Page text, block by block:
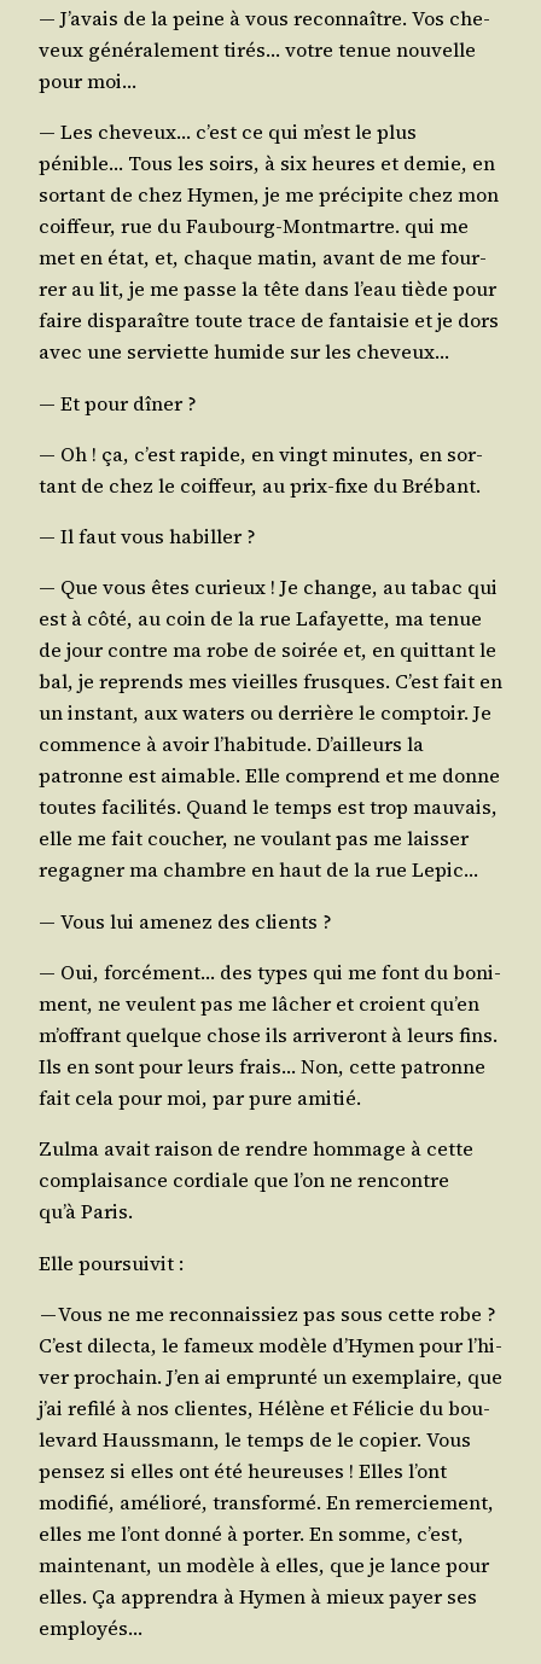
― J’a­vais de la peine à vous recon­naître. Vos che­
veux géné­ra­le­ment tirés… votre tenue nou­velle
pour moi…
― Les che­veux… c’est ce qui m’est le plus
pénible… Tous les soirs, à six heures et demie, en
sor­tant de chez Hymen, je me pré­ci­pite chez mon
coif­feur, rue du Fau­bourg-Mont­martre. qui me
met en état, et, chaque matin, avant de me four­
rer au lit, je me passe la tête dans l’eau tiède pour
faire dis­pa­raître toute trace de fan­tai­sie et je dors
avec une ser­viette humide sur les cheveux…
― Et pour dîner ?
― Oh ! ça, c’est rapide, en vingt minutes, en sor­
tant de chez le coif­feur, au prix-fixe du Brébant.
― Il faut vous habiller ?
― Que vous êtes curieux ! Je change, au tabac qui
est à côté, au coin de la rue Lafayette, ma tenue
de jour contre ma robe de soi­rée et, en quit­tant le
bal, je reprends mes vieilles frusques. C’est fait en
un ins­tant, aux waters ou der­rière le comp­toir. Je
com­mence à avoir l’ha­bi­tude. D’ailleurs la
patronne est aimable. Elle com­prend et me donne
toutes faci­li­tés. Quand le temps est trop mau­vais,
elle me fait cou­cher, ne vou­lant pas me lais­ser
rega­gner ma chambre en haut de la rue Lepic…
― Vous lui ame­nez des clients ?
― Oui, for­cé­ment… des types qui me font du boni­
ment, ne veulent pas me lâcher et croient qu’en
m’of­frant quelque chose ils arri­ve­ront à leurs fins.
Ils en sont pour leurs frais… Non, cette patronne
fait cela pour moi, par pure amitié.
Zul­ma avait rai­son de rendre hom­mage à cette
com­plai­sance cor­diale que l’on ne ren­contre
qu’à Paris.
Elle poursuivit :
— Vous ne me recon­nais­siez pas sous cette robe ?
C’est dilec­ta, le fameux modèle d’Hy­men pour l’hi­
ver pro­chain. J’en ai emprun­té un exem­plaire, que
j’ai refi­lé à nos clientes, Hélène et Féli­cie du bou­
le­vard Hauss­mann, le temps de le copier. Vous
pen­sez si elles ont été heu­reuses ! Elles l’ont
modi­fié, amé­lio­ré, trans­for­mé. En remer­cie­ment,
elles me l’ont don­né à por­ter. En somme, c’est,
main­te­nant, un modèle à elles, que je lance pour
elles. Ça appren­dra à Hymen à mieux payer ses
employés…